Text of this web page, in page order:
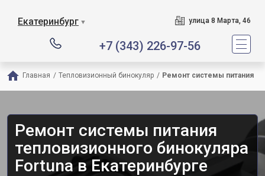
Екатеринбург ▼ улица 8 Марта, 46
+7 (343) 226-97-56
Главная / Тепловизионный бинокуляр / Ремонт системы питания
Ремонт системы питания
тепловизионного бинокуляра
Fortuna в Екатеринбурге